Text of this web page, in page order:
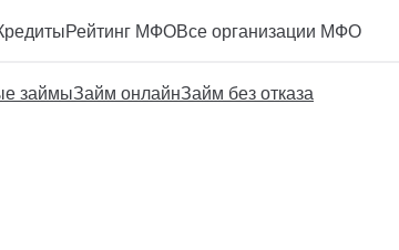
Рейтинг МФОВсе организации МФО
займыЗайм онлайнЗайм без отказа